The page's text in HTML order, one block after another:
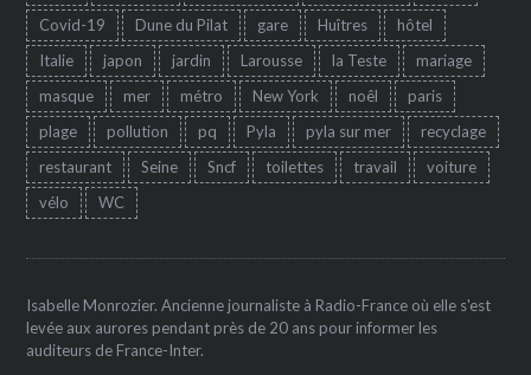
Covid-19
Dune du Pilat gare Huîtres
hôtel
Italie
japon jardin Larousse la Teste
mariage
masque
mer métro New York noêl
paris
plage
pollution pq Pyla pyla sur mer
recyclage
restaurant
Seine Sncf toilettes travail
voiture
vélo
WC
Isabelle Monrozier. Ancienne journaliste à Radio-France où elle s'est
levée aux aurores pendant près de 20 ans pour informer les
auditeurs de France-Inter.